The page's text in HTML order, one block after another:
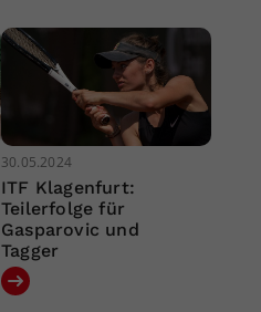
30.05.2024
ITF Klagenfurt:
Teilerfolge für
Gasparovic und
Tagger